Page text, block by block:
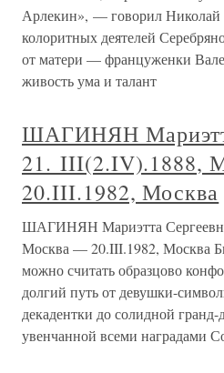
Арлекин», — говорил Николай
колоритных деятелей
от матери — француженки
живость ума и талант
ШАГИНЯН
21. III(2.IV).1888,
20.III.1982, Москва
ШАГИНЯН Мариэтта
Москва — 20.III.1982, Москва
можно считать образцово
долгий путь от девушки-
декадентки до солидной
увенчанной всеми наградами